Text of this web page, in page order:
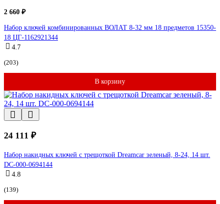
2 660 ₽
Набор ключей комбинированных ВОЛАТ 8-32 мм 18 предметов 15350-
18 ЦГ-1162921344
4.7
(203)
В корзину
24 111 ₽
Набор накидных ключей с трещоткой Dreamcar зеленый, 8-24, 14 шт.
DC-000-0694144
4.8
(139)